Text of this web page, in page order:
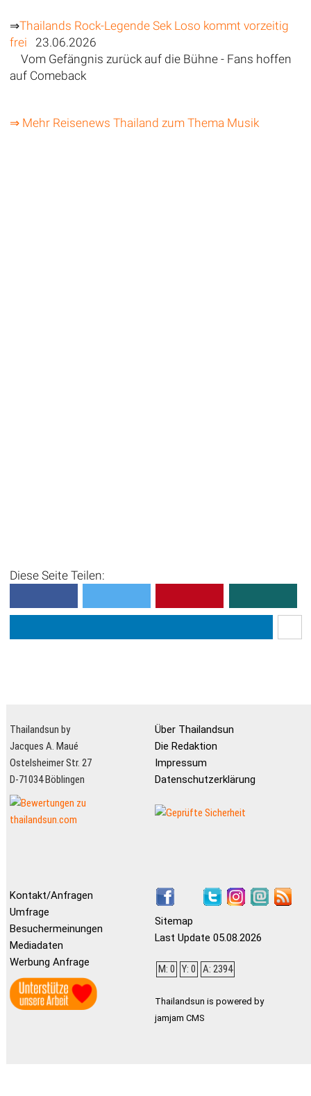
⇒Thailands Rock-Legende Sek Loso kommt vorzeitig
frei 23.06.2026
Vom Gefängnis zurück auf die Bühne - Fans hoffen
auf Comeback
⇒ Mehr Reisenews Thailand zum Thema Musik
Diese Seite Teilen:
Thailandsun by
Jacques A. Maué
Ostelsheimer Str. 27
D-71034 Böblingen
Über Thailandsun
Die Redaktion
Impressum
Datenschutzerklärung
Kontakt/Anfragen
Umfrage
Besuchermeinungen
Mediadaten
Werbung Anfrage
Sitemap
Last Update 05.08.2026
M: 0 Y: 0 A: 2394
Thailandsun is powered by
jamjam CMS